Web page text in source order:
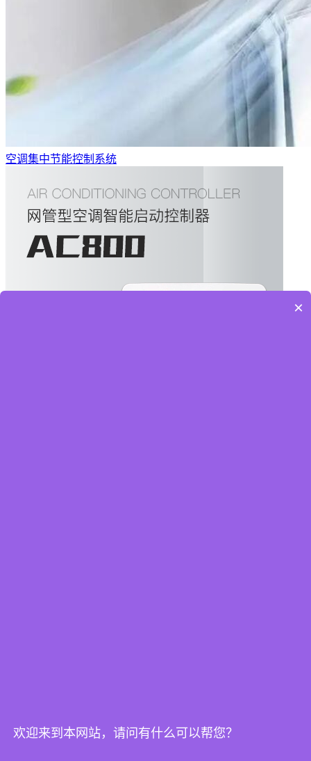
空调集中节能控制系统
×
欢迎来到本网站，请问有什么可以帮您？